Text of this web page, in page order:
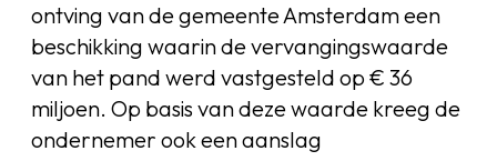
ontving van de gemeente Amsterdam een
beschikking waarin de vervangingswaarde
van het pand werd vastgesteld op € 36
miljoen. Op basis van deze waarde kreeg de
ondernemer ook een aanslag